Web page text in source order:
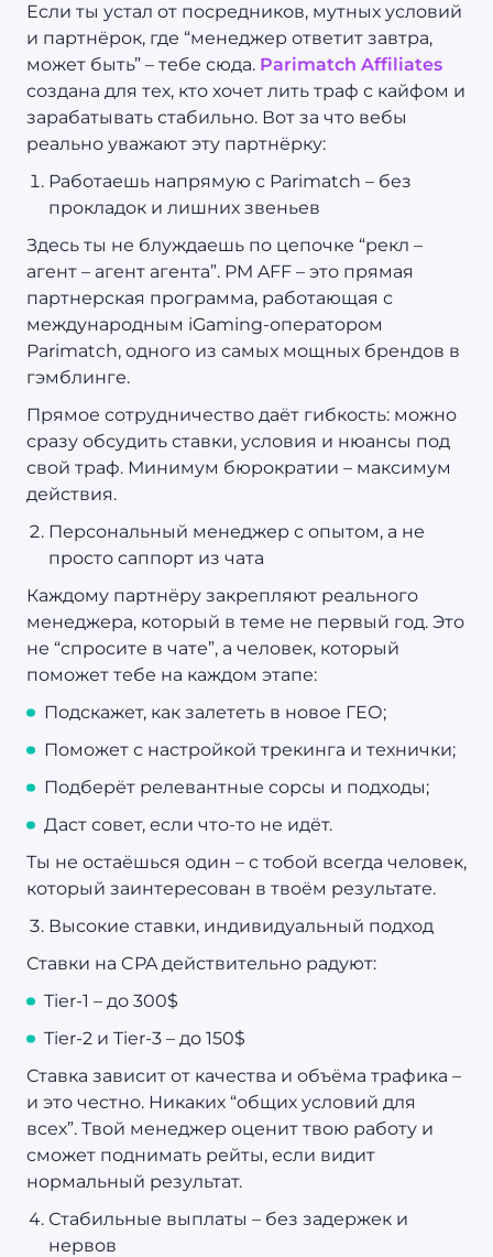
Если ты устал от посредников, мутных условий
и партнёрок, где “менеджер ответит завтра,
может быть” – тебе сюда. Parimatch Affiliates
создана для тех, кто хочет лить траф с кайфом и
зарабатывать стабильно. Вот за что вебы
реально уважают эту партнёрку:
Работаешь напрямую с Parimatch – без
прокладок и лишних звеньев
Здесь ты не блуждаешь по цепочке “рекл –
агент – агент агента”. PM AFF – это прямая
партнерская программа, работающая с
международным iGaming-оператором
Parimatch, одного из самых мощных брендов в
гэмблинге.
Прямое сотрудничество даёт гибкость: можно
сразу обсудить ставки, условия и нюансы под
свой траф. Минимум бюрократии – максимум
действия.
Персональный менеджер с опытом, а не
просто саппорт из чата
Каждому партнёру закрепляют реального
менеджера, который в теме не первый год. Это
не “спросите в чате”, а человек, который
поможет тебе на каждом этапе:
Подскажет, как залететь в новое ГЕО;
Поможет с настройкой трекинга и технички;
Подберёт релевантные сорсы и подходы;
Даст совет, если что-то не идёт.
Ты не остаёшься один – с тобой всегда человек,
который заинтересован в твоём результате.
Высокие ставки, индивидуальный подход
Ставки на CPA действительно радуют:
Tier-1 – до 300$
Tier-2 и Tier-3 – до 150$
Ставка зависит от качества и объёма трафика –
и это честно. Никаких “общих условий для
всех”. Твой менеджер оценит твою работу и
сможет поднимать рейты, если видит
нормальный результат.
Стабильные выплаты – без задержек и
нервов